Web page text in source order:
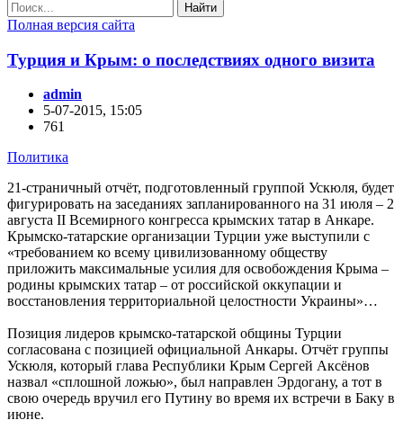
Найти
Полная версия сайта
Турция и Крым: о последствиях одного визита
admin
5-07-2015, 15:05
761
Политика
21-страничный отчёт, подготовленный группой Ускюля, будет
фигурировать на заседаниях запланированного на 31 июля – 2
августа II Всемирного конгресса крымских татар в Анкаре.
Крымско-татарские организации Турции уже выступили с
«требованием ко всему цивилизованному обществу
приложить максимальные усилия для освобождения Крыма –
родины крымских татар – от российской оккупации и
восстановления территориальной целостности Украины»…
Позиция лидеров крымско-татарской общины Турции
согласована с позицией официальной Анкары. Отчёт группы
Ускюля, который глава Республики Крым Сергей Аксёнов
назвал «сплошной ложью», был направлен Эрдогану, а тот в
свою очередь вручил его Путину во время их встречи в Баку в
июне.